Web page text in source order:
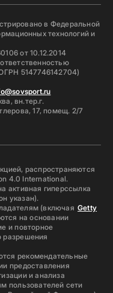
в Федеральной
технологий и
от 10.12.2014
5147746142704)
вн.тер.г.
17, помещ. 2/7
распространяются
4.0 International.
активная гиперссылка
указан).
(включая Getty
на основании
и повторное
разрешения
рекомендательные
предоставления
и анализа
пользователей сети